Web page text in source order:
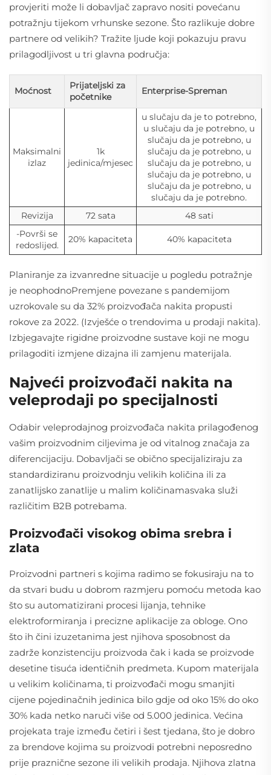
provjeriti može li dobavljač zapravo nositi povećanu
potražnju tijekom vrhunske sezone. Što razlikuje dobre
partnere od velikih? Tražite ljude koji pokazuju pravu
prilagodljivost u tri glavna područja:
Moćnost
Prijateljski za
početnike
Enterprise-Spreman
Maksimalni
izlaz
1k
jedinica/mjesec
u slučaju da je to potrebno,
u slučaju da je potrebno, u
slučaju da je potrebno, u
slučaju da je potrebno, u
slučaju da je potrebno, u
slučaju da je potrebno, u
slučaju da je potrebno, u
slučaju da je potrebno.
Revizija
72 sata
48 sati
-Površi se
redoslijed.
20% kapaciteta 40% kapaciteta
Planiranje za izvanredne situacije u pogledu potražnje
je neophodnoPremjene povezane s pandemijom
uzrokovale su da 32% proizvođača nakita propusti
rokove za 2022. (Izvješće o trendovima u prodaji nakita).
Izbjegavajte rigidne proizvodne sustave koji ne mogu
prilagoditi izmjene dizajna ili zamjenu materijala.
Najveći proizvođači nakita na
veleprodaji po specijalnosti
Odabir veleprodajnog proizvođača nakita prilagođenog
vašim proizvodnim ciljevima je od vitalnog značaja za
diferencijaciju. Dobavljači se obično specijaliziraju za
standardiziranu proizvodnju velikih količina ili za
zanatlijsko zanatlije u malim količinamasvaka služi
različitim B2B potrebama.
Proizvođači visokog obima srebra i
zlata
Proizvodni partneri s kojima radimo se fokusiraju na to
da stvari budu u dobrom razmjeru pomoću metoda kao
što su automatizirani procesi lijanja, tehnike
elektroformiranja i precizne aplikacije za obloge. Ono
što ih čini izuzetanima jest njihova sposobnost da
zadrže konzistenciju proizvoda čak i kada se proizvode
desetine tisuća identičnih predmeta. Kupom materijala
u velikim količinama, ti proizvođači mogu smanjiti
cijene pojedinačnih jedinica bilo gdje od oko 15% do oko
30% kada netko naruči više od 5.000 jedinica. Većina
projekata traje između četiri i šest tjedana, što je dobro
za brendove kojima su proizvodi potrebni neposredno
prije praznične sezone ili velikih prodaja. Njihova zlatna